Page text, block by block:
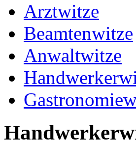
Arztwitze
Beamtenwitze
Anwaltwitze